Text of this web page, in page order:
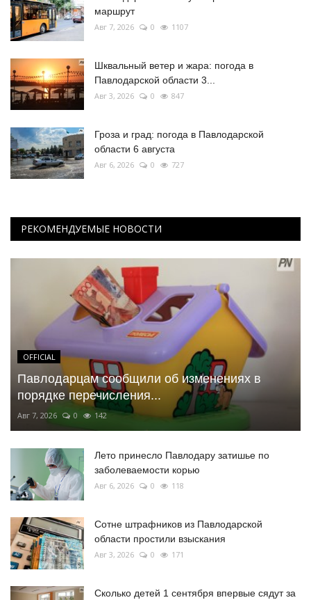
маршрут
Авг 7, 2026 0 1107
Шквальный ветер и жара: погода в
Павлодарской области 3...
Авг 3, 2026 0 847
Гроза и град: погода в Павлодарской
области 6 августа
Авг 6, 2026 0 727
РЕКОМЕНДУЕМЫЕ НОВОСТИ
OFFICIAL
Павлодарцам сообщили об изменениях в
порядке перечисления...
Авг 7, 2026 0 142
Лето принесло Павлодару затишье по
заболеваемости корью
Авг 6, 2026 0 118
Сотне штрафников из Павлодарской
области простили взыскания
Авг 3, 2026 0 171
Сколько детей 1 сентября впервые сядут за